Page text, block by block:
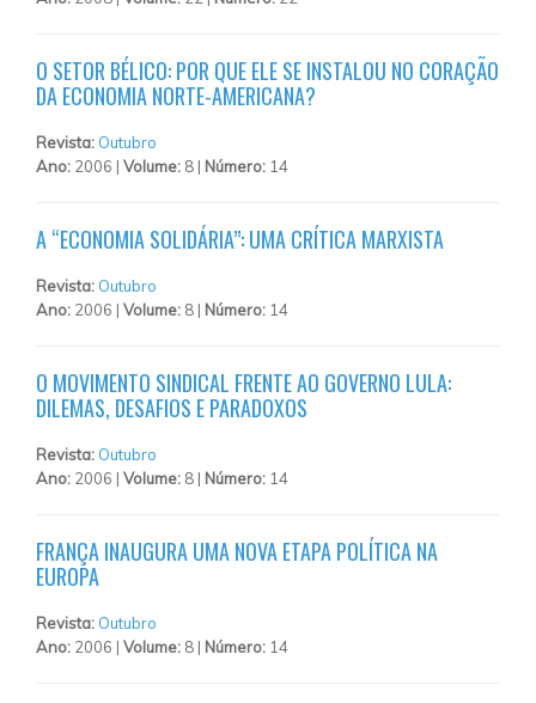
O SETOR BÉLICO: POR QUE ELE SE INSTALOU NO CORAÇÃO
DA ECONOMIA NORTE-AMERICANA?
Revista: Outubro
Ano: 2006 | Volume: 8 | Número: 14
A “ECONOMIA SOLIDÁRIA”: UMA CRÍTICA MARXISTA
Revista: Outubro
Ano: 2006 | Volume: 8 | Número: 14
O MOVIMENTO SINDICAL FRENTE AO GOVERNO LULA:
DILEMAS, DESAFIOS E PARADOXOS
Revista: Outubro
Ano: 2006 | Volume: 8 | Número: 14
FRANÇA INAUGURA UMA NOVA ETAPA POLÍTICA NA
EUROPA
Revista: Outubro
Ano: 2006 | Volume: 8 | Número: 14